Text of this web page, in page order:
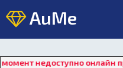
AuMe
онлайн